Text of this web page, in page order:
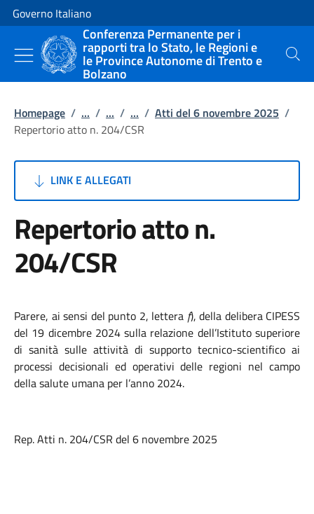
Vai al contenuto
Vai alla navigazione del sito
Governo Italiano
Conferenza Permanente per i
rapporti tra lo Stato, le Regioni e
le Province Autonome di Trento e
Bolzano
Cerca
Homepage / ... / ... / ... / Atti del 6 novembre 2025 /
Repertorio atto n. 204/CSR
LINK E ALLEGATI
Repertorio atto n.
204/CSR
Parere, ai sensi del punto 2, lettera f), della delibera CIPESS
del 19 dicembre 2024 sulla relazione dell’Istituto superiore
di sanità sulle attività di supporto tecnico-scientifico ai
processi decisionali ed operativi delle regioni nel campo
della salute umana per l’anno 2024.
Rep. Atti n. 204/CSR del 6 novembre 2025